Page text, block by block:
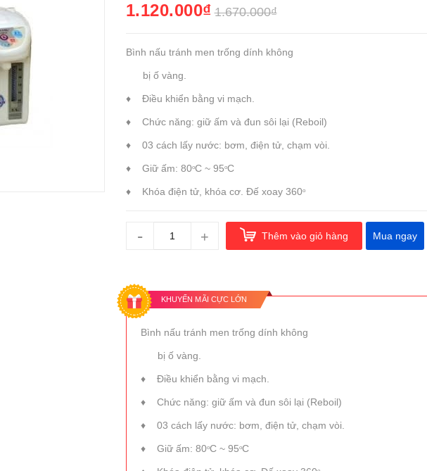
1.120.000₫ 1.670.000₫
Bình nấu tránh men trống dính không
bị ố vàng.
♦ Điều khiển bằng vi mạch.
♦ Chức năng: giữ ấm và đun sôi lại (Reboil)
♦ 03 cách lấy nước: bơm, điện tử, chạm vòi.
♦ Giữ ấm: 80oC ~ 95oC
♦ Khóa điện tử, khóa cơ. Đế xoay 360o
- + Thêm vào giỏ hàng Mua ngay
KHUYẾN MÃI CỰC LỚN
Bình nấu tránh men trống dính không
bị ố vàng.
♦ Điều khiển bằng vi mạch.
♦ Chức năng: giữ ấm và đun sôi lại (Reboil)
♦ 03 cách lấy nước: bơm, điện tử, chạm vòi.
♦ Giữ ấm: 80oC ~ 95oC